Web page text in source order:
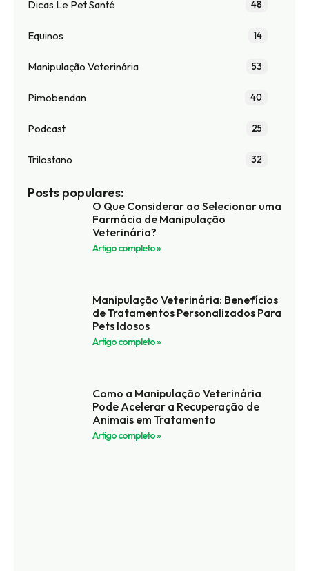
Dicas Le Pet Santé 48
Equinos 14
Manipulação Veterinária 53
Pimobendan 40
Podcast 25
Trilostano 32
Posts populares:
O Que Considerar ao Selecionar uma
Farmácia de Manipulação
Veterinária?
Artigo completo »
Manipulação Veterinária: Benefícios
de Tratamentos Personalizados Para
Pets Idosos
Artigo completo »
Como a Manipulação Veterinária
Pode Acelerar a Recuperação de
Animais em Tratamento
Artigo completo »